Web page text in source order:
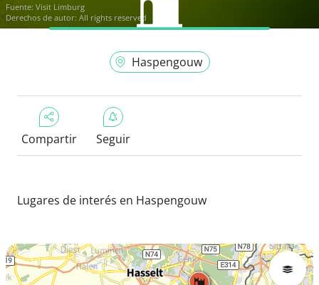
Fuente: Visit Limburg
Derechos de autor: All rights reserved
Haspengouw
Compartir Seguir
Lugares de interés en Haspengouw